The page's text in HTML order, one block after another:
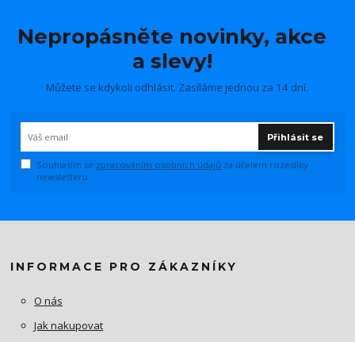
Nepropásněte novinky, akce
a slevy!
Můžete se kdykoli odhlásit. Zasíláme jednou za 14 dní.
Přihlásit se
Souhlasím se zpracováním osobních údajů za účelem rozesílky
newsletteru.
INFORMACE PRO ZÁKAZNÍKY
O nás
Jak nakupovat